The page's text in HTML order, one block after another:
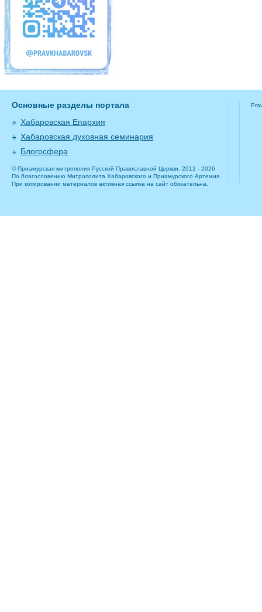
Основные разделы портала
Хабаровская Епархия
Хабаровская духовная семинария
Блогосфера
© Приамурская митрополия Русской Православной Церкви, 2012 - 2026
По благословению Митрополита Хабаровского и Приамурского Артемия.
При копировании материалов активная ссылка на сайт обязательна.